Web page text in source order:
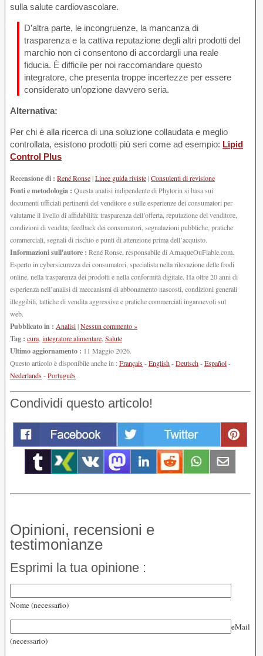
sulla salute cardiovascolare.
D’altra parte, le incongruenze, la mancanza di
trasparenza e la cattiva reputazione degli altri prodotti del
marchio non ci consentono di accordargli una reale
fiducia. È difficile per noi raccomandare questo
integratore, che presenta troppe incertezze per essere
considerato un’opzione davvero seria.
Alternativa:
Per chi è alla ricerca di una soluzione collaudata e meglio
controllata, esistono prodotti più seri come ad esempio: Lipid
Control Plus
Recensione di : René Ronse|Linee guida riviste|Consulenti di revisione
Fonti e metodologia : Questa analisi indipendente di Phytorin si basa sui
documenti ufficiali pertinenti del venditore e sulle esperienze dei consumatori per
valutarne il livello di affidabilità: trasparenza dell’offerta, reputazione del venditore,
condizioni di vendita, feedback dei consumatori, segnalazioni pubbliche, pratiche
commerciali, segnali di rischio e punti di attenzione prima dell’acquisto.
Informazioni sull'autore : René Ronse, responsabile di ArnaqueOuFiable.com.
Esperto in cybersicurezza dei consumatori, specialista nella rilevazione delle frodi
online, nella trasparenza dei prodotti e nella conformità digitale. Ha oltre 20 anni di
esperienza nell’analisi di meccanismi di abbonamento nascosti, condizioni generali
illeggibili, tattiche di vendita aggressive e pratiche commerciali ingannevoli sul
web.
Pubblicato in : Analisi|Nessun commento »
Tag : cura integratore alimentare Salute
Ultimo aggiornamento : 11 Maggio 2026.
Questo articolo è disponibile anche in :Français-English-Deutsch-Español-
Nederlands-Português
Condividi questo articolo!
Opinioni, recensioni e
testimonianze
Esprimi la tua opinione :
Nome (necessario)
eMail
(necessario)